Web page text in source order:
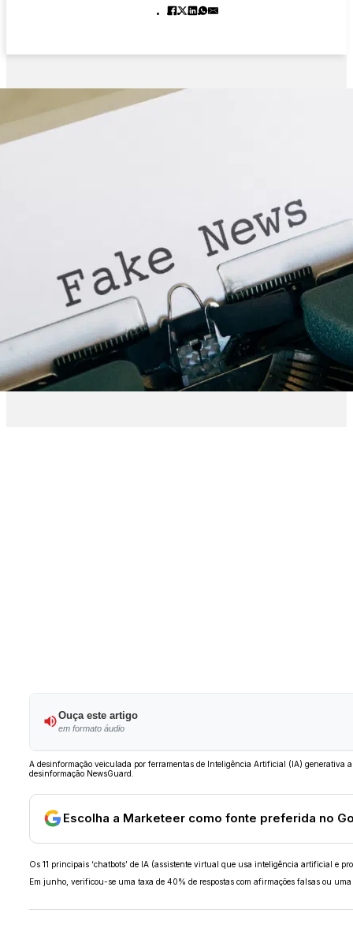
Ouça este artigo
em formato áudio
A desinformação veiculada por ferramentas de Inteligência Artificial (IA) generativa
desinformação NewsGuard.
Escolha a Marketeer como fonte preferida no
Os 11 principais ‘chatbots’ de IA (assistente virtual que usa inteligência artificial e
Em junho, verificou-se uma taxa de 40% de respostas com afirmações falsas ou